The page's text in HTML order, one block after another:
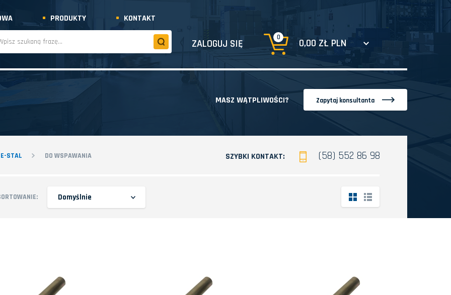
PRODUKTY KONTAKT
ZALOGUJ SIĘ 0 0,00 ZŁ PLN
MASZ WĄTPLIWOŚCI? Zapytaj konsultanta
STAL DO WSPAWANIA SZYBKI KONTAKT: (58) 552 86 98
Domyślnie